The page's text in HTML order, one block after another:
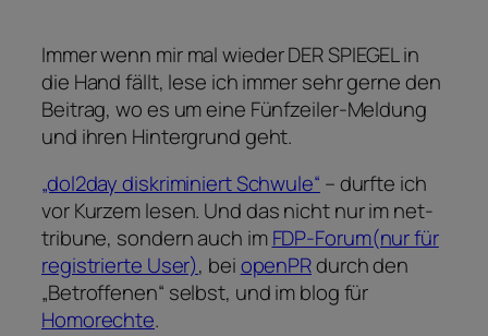
Immer wenn mir mal wieder DER SPIEGEL in
die Hand fällt, lese ich immer sehr gerne den
Beitrag, wo es um eine Fünfzeiler-Meldung
und ihren Hintergrund geht.
„dol2day diskriminiert Schwule“ – durfte ich
vor Kurzem lesen. Und das nicht nur im net-
tribune, sondern auch imFDP-Forum(nur für
registrierte User), beiopenPRdurch den
„Betroffenen“ selbst, und im blog für
Homorechte.